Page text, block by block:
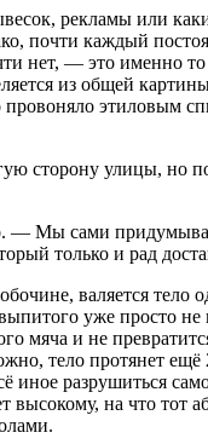
рекламы или
почти каждый
нет, — это
из общей
провоняло этиловым
сторону улицы,
Мы сами
только и рад
валяется
уже просто
мяча и не
тело протянет
иное разрушиться
на что тот